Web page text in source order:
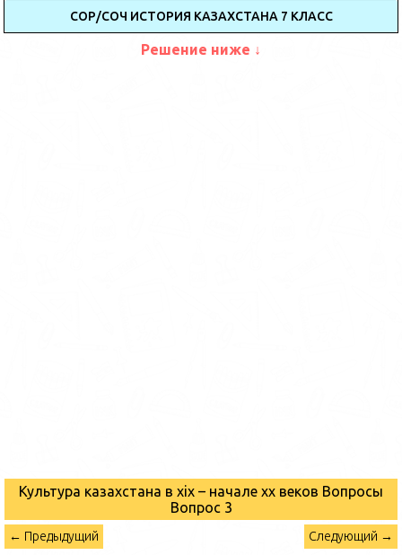
СОР/СОЧ ИСТОРИЯ КАЗАХСТАНА 7 КЛАСС
Решение ниже ↓
Культура казахстана в xix – начале хх веков Вопросы
Вопрос 3
← Предыдущий Следующий →